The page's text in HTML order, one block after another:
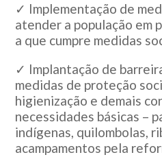
✓ Implementação de
atender a população em
a que cumpre medidas
✓ Implantação de
medidas de proteção
higienização e demais
necessidades básicas –
indígenas, quilombolas,
acampamentos pela